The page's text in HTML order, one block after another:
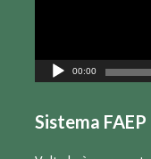
00:00
Sistema FAEP